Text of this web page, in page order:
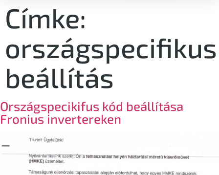
Címke:
országspecifikus
beállítás
Országspecikifus kód beállítása
Fronius invertereken